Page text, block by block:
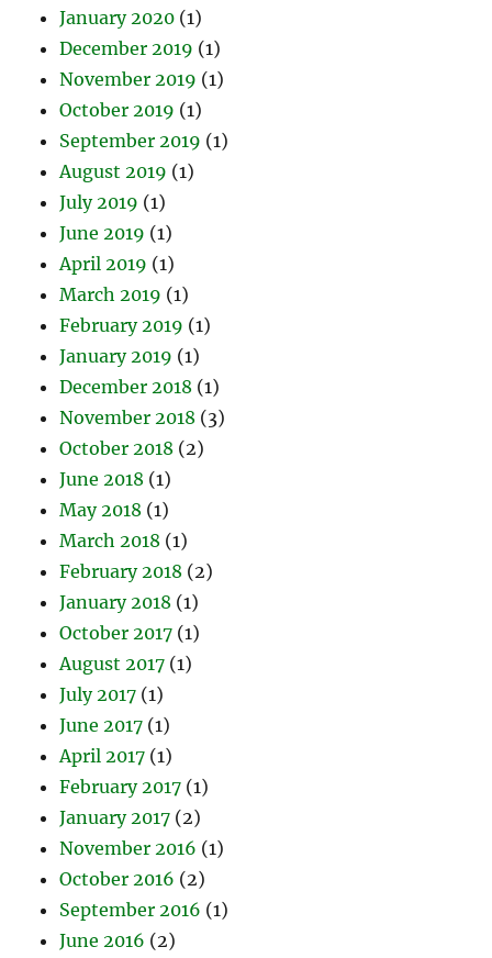
January 2020 (1)
December 2019 (1)
November 2019 (1)
October 2019 (1)
September 2019 (1)
August 2019 (1)
July 2019 (1)
June 2019 (1)
April 2019 (1)
March 2019 (1)
February 2019 (1)
January 2019 (1)
December 2018 (1)
November 2018 (3)
October 2018 (2)
June 2018 (1)
May 2018 (1)
March 2018 (1)
February 2018 (2)
January 2018 (1)
October 2017 (1)
August 2017 (1)
July 2017 (1)
June 2017 (1)
April 2017 (1)
February 2017 (1)
January 2017 (2)
November 2016 (1)
October 2016 (2)
September 2016 (1)
June 2016 (2)